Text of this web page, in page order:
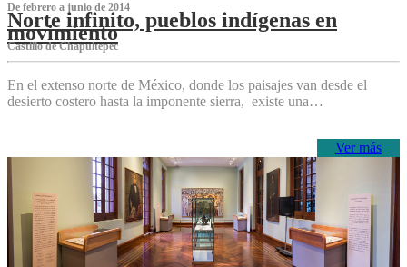
De febrero a junio de 2014
Norte infinito, pueblos indígenas en
movimiento
Castillo de Chapultepec
En el extenso norte de México, donde los paisajes van desde el
desierto costero hasta la imponente sierra, existe una…
Ver más